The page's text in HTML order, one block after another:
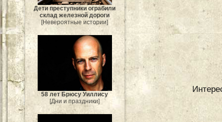
Дети преступники ограбили
склад железной дороги
[Невероятные истории]
58 лет Брюсу Уиллису
[Дни и праздники]